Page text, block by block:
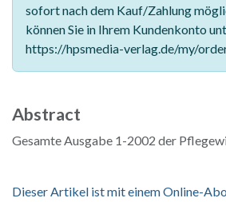
sofort nach dem Kauf/Zahlung
können Sie in Ihrem Kundenkonto
https://hpsmedia-verlag.de/my/
Abstract
Gesamte Ausgabe 1-2002 der
Dieser Artikel ist mit einem Online-